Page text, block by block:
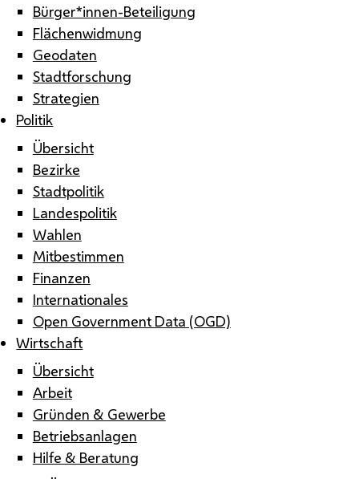
Bürger*innen-Beteiligung
Flächenwidmung
Geodaten
Stadtforschung
Strategien
Politik
Übersicht
Bezirke
Stadtpolitik
Landespolitik
Wahlen
Mitbestimmen
Finanzen
Internationales
Open Government Data (OGD)
Wirtschaft
Übersicht
Arbeit
Gründen & Gewerbe
Betriebsanlagen
Hilfe & Beratung